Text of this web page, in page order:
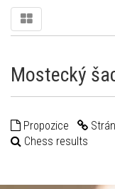
Mostecký
Propozice
Chess results